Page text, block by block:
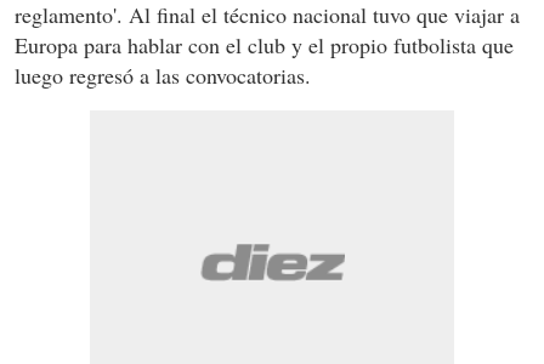
reglamento'. Al final el técnico nacional tuvo que viajar a
Europa para hablar con el club y el propio futbolista que
luego regresó a las convocatorias.